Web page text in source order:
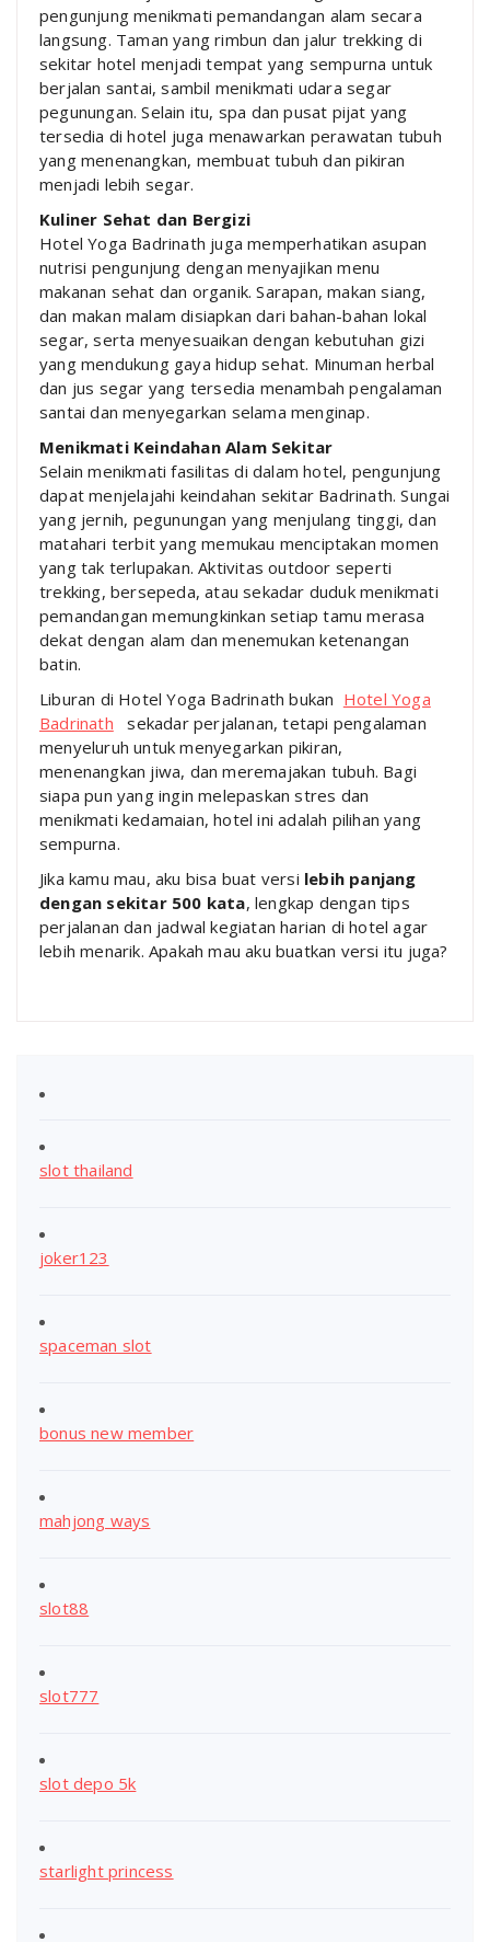
pengunjung menikmati pemandangan alam secara
langsung. Taman yang rimbun dan jalur trekking di
sekitar hotel menjadi tempat yang sempurna untuk
berjalan santai, sambil menikmati udara segar
pegunungan. Selain itu, spa dan pusat pijat yang
tersedia di hotel juga menawarkan perawatan tubuh
yang menenangkan, membuat tubuh dan pikiran
menjadi lebih segar.
Kuliner Sehat dan Bergizi
Hotel Yoga Badrinath juga memperhatikan asupan
nutrisi pengunjung dengan menyajikan menu
makanan sehat dan organik. Sarapan, makan siang,
dan makan malam disiapkan dari bahan-bahan lokal
segar, serta menyesuaikan dengan kebutuhan gizi
yang mendukung gaya hidup sehat. Minuman herbal
dan jus segar yang tersedia menambah pengalaman
santai dan menyegarkan selama menginap.
Menikmati Keindahan Alam Sekitar
Selain menikmati fasilitas di dalam hotel, pengunjung
dapat menjelajahi keindahan sekitar Badrinath. Sungai
yang jernih, pegunungan yang menjulang tinggi, dan
matahari terbit yang memukau menciptakan momen
yang tak terlupakan. Aktivitas outdoor seperti
trekking, bersepeda, atau sekadar duduk menikmati
pemandangan memungkinkan setiap tamu merasa
dekat dengan alam dan menemukan ketenangan
batin.
Liburan di Hotel Yoga Badrinath bukan Hotel Yoga
Badrinath sekadar perjalanan, tetapi pengalaman
menyeluruh untuk menyegarkan pikiran,
menenangkan jiwa, dan meremajakan tubuh. Bagi
siapa pun yang ingin melepaskan stres dan
menikmati kedamaian, hotel ini adalah pilihan yang
sempurna.
Jika kamu mau, aku bisa buat versi lebih panjang
dengan sekitar 500 kata, lengkap dengan tips
perjalanan dan jadwal kegiatan harian di hotel agar
lebih menarik. Apakah mau aku buatkan versi itu juga?
slot thailand
joker123
spaceman slot
bonus new member
mahjong ways
slot88
slot777
slot depo 5k
starlight princess